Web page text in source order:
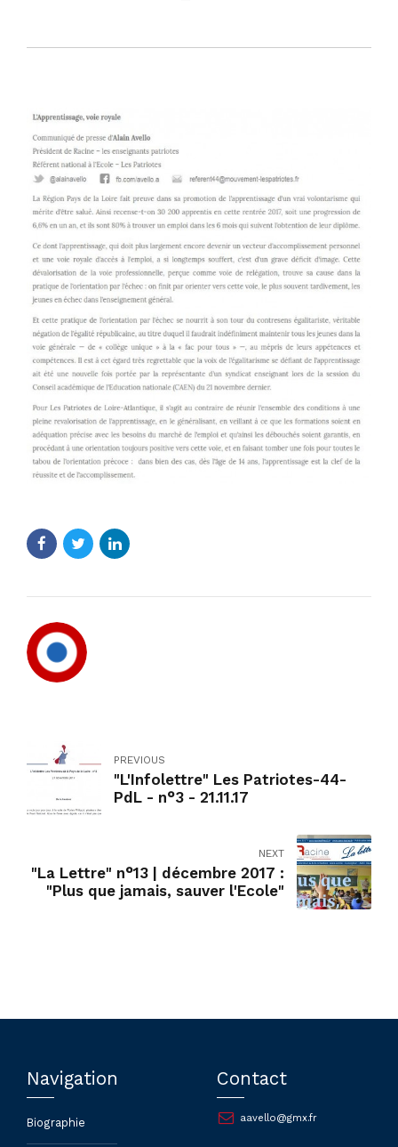
PREVIOUS
"L'Infolettre" Les Patriotes-44-
PdL - n°3 - 21.11.17
NEXT
"La Lettre" n°13 | décembre 2017 :
"Plus que jamais, sauver l'Ecole"
Navigation
Biographie
Contact
aavello@gmx.fr